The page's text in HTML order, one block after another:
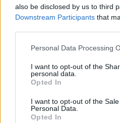
also be disclosed by us to third
Downstream Participants that
Please note that this website/
not limited to your visit or usage
grant or deny consent to
use your data for below
consent section.
Personal Data Processing
I want to opt-out of the
personal data.
Opted In
I want to opt-out of the
Personal Data.
Opted In
A GYŐRI AUDI ETO KC
MÉRKŐZÉSE
Az energiaellátás
előrébb hozták a Brest Bretagne